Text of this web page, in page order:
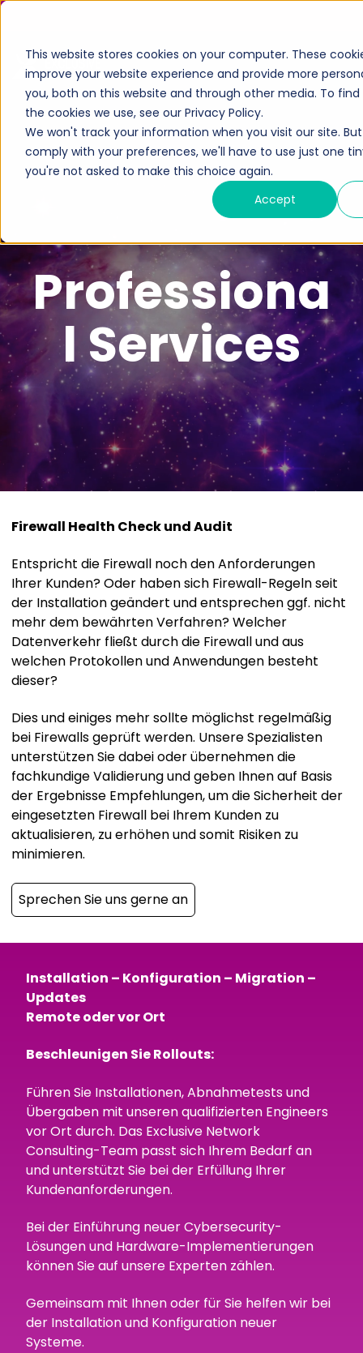
This website stores cookies on your computer. These
improve your website experience and provide more
you, both on this website and through other media. To
the cookies we use, see our Privacy Policy.
We won't track your information when you visit our site.
comply with your preferences, we'll have to use just one
you're not asked to make this choice again.
Accept
Cybersecurity
Lösungen
Services
Ökosystem
Partner werden
Partner Portal
Exclusive Access
Exclusive Access Anmeldung
Wissensdatenbank
Medienportal
Anmeldung zum Newsletter
Unternehmen
Über uns
Karriere
Leadership-Team
Standorte
Professiona
l Services
Firewall Health Check und Audit
Entspricht die Firewall noch den Anforderungen
Ihrer Kunden? Oder haben sich Firewall-Regeln seit
der Installation geändert und entsprechen ggf. nicht
mehr dem bewährten Verfahren? Welcher
Datenverkehr fließt durch die Firewall und aus
welchen Protokollen und Anwendungen besteht
dieser?
Dies und einiges mehr sollte möglichst regelmäßig
bei Firewalls geprüft werden. Unsere Spezialisten
unterstützen Sie dabei oder übernehmen die
fachkundige Validierung und geben Ihnen auf Basis
der Ergebnisse Empfehlungen, um die Sicherheit der
eingesetzten Firewall bei Ihrem Kunden zu
aktualisieren, zu erhöhen und somit Risiken zu
minimieren.
Sprechen Sie uns gerne an
Installation – Konfiguration – Migration –
Updates
Remote oder vor Ort
Beschleunigen Sie Rollouts:
Führen Sie Installationen, Abnahmetests und
Übergaben mit unseren qualifizierten Engineers
vor Ort durch. Das Exclusive Network
Consulting-Team passt sich Ihrem Bedarf an
und unterstützt Sie bei der Erfüllung Ihrer
Kundenanforderungen.
Bei der Einführung neuer Cybersecurity-
Lösungen und Hardware-Implementierungen
können Sie auf unsere Experten zählen.
Gemeinsam mit Ihnen oder für Sie helfen wir bei
der Installation und Konfiguration neuer
Systeme.